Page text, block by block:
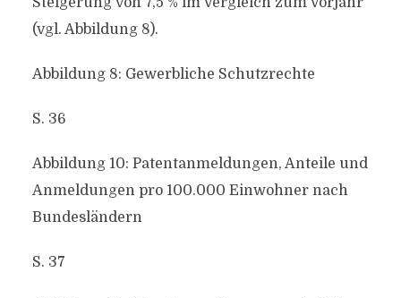
(vgl. Abbildung 8).
Abbildung 8: Gewerbliche Schutzrechte
S. 36
Abbildung 10: Patentanmeldungen, Anteile und
Anmeldungen pro 100.000 Einwohner nach
Bundesländern
S. 37